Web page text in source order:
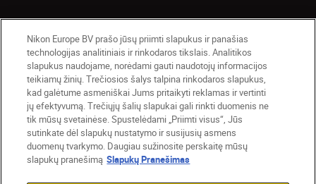
Lietuva Nikon Sites
Contact Us Privacy Notice
Terms of Use
Cookie Notice
Cookie Settings
© 2026 Nikon
Nikon Europe BV prašo jūsų priimti slapukus ir panašias
technologijas analitiniais ir rinkodaros tikslais. Analitikos
slapukus naudojame, norėdami gauti naudotojų informacijos
teikiamų žinių. Trečiosios šalys talpina rinkodaros slapukus,
kad galėtume asmeniškai Jums pritaikyti reklamas ir vertinti
jų efektyvumą. Trečiųjų šalių slapukai gali rinkti duomenis ne
tik mūsų svetainėse. Spustelėdami „Priimti visus“, Jūs
sutinkate dėl slapukų nustatymo ir susijusių asmens
duomenų tvarkymo. Daugiau sužinosite perskaitę mūsų
slapukų pranešimą Slapukų Pranešimas